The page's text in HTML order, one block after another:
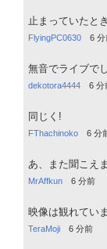
止まっていたと
FlyingPC0630 6 分
無音でライブで
dekotora4444 6 分
同じく!
FThachinoko 6 分
あ、また聞こえ
MrAffkun 6 分前
映像は観れてい
TeraMoji 6 分前